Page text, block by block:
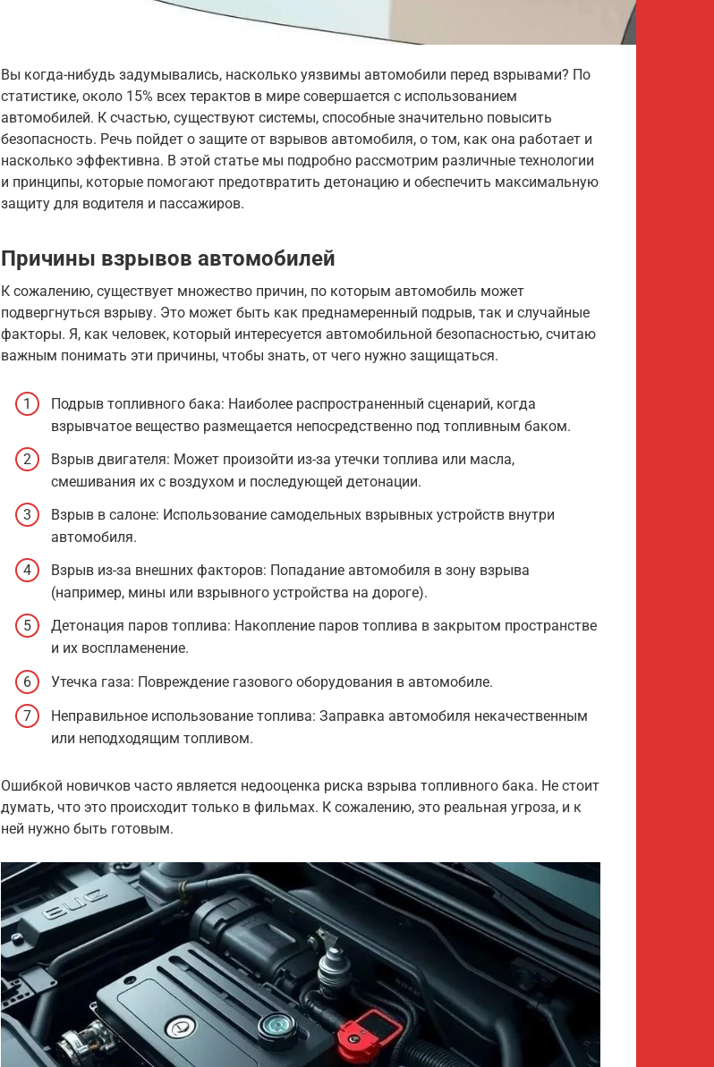
Вы когда-нибудь задумывались, насколько уязвимы автомобили перед взрывами? По
статистике, около 15% всех терактов в мире совершается с использованием
автомобилей. К счастью, существуют системы, способные значительно повысить
безопасность. Речь пойдет о защите от взрывов автомобиля, о том, как она работает и
насколько эффективна. В этой статье мы подробно рассмотрим различные технологии
и принципы, которые помогают предотвратить детонацию и обеспечить максимальную
защиту для водителя и пассажиров.
Причины взрывов автомобилей
К сожалению, существует множество причин, по которым автомобиль может
подвергнуться взрыву. Это может быть как преднамеренный подрыв, так и случайные
факторы. Я, как человек, который интересуется автомобильной безопасностью, считаю
важным понимать эти причины, чтобы знать, от чего нужно защищаться.
Подрыв топливного бака: Наиболее распространенный сценарий, когда
взрывчатое вещество размещается непосредственно под топливным баком.
Взрыв двигателя: Может произойти из-за утечки топлива или масла,
смешивания их с воздухом и последующей детонации.
Взрыв в салоне: Использование самодельных взрывных устройств внутри
автомобиля.
Взрыв из-за внешних факторов: Попадание автомобиля в зону взрыва
(например, мины или взрывного устройства на дороге).
Детонация паров топлива: Накопление паров топлива в закрытом пространстве
и их воспламенение.
Утечка газа: Повреждение газового оборудования в автомобиле.
Неправильное использование топлива: Заправка автомобиля некачественным
или неподходящим топливом.
Ошибкой новичков часто является недооценка риска взрыва топливного бака. Не стоит
думать, что это происходит только в фильмах. К сожалению, это реальная угроза, и к
ней нужно быть готовым.